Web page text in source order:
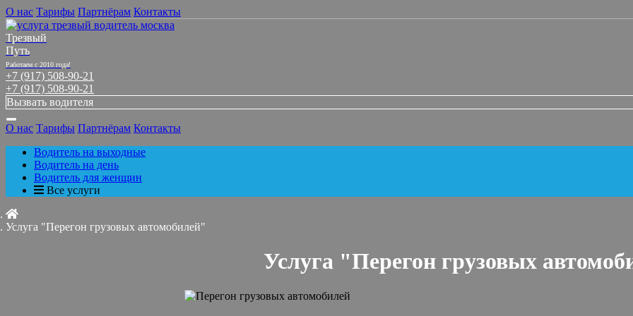
О нас Тарифы Партнёрам Контакты
Трезвый
Путь
Работаем с 2010 года!
+7 (917) 508-90-21
+7 (917) 508-90-21
Вызвать водителя
О нас Тарифы Партнёрам Контакты
Водитель на выходные
Водитель на день
Водитель для женщин
Все услуги
Услуга "Перегон грузовых автомобилей"
Услуга "Перегон грузовых